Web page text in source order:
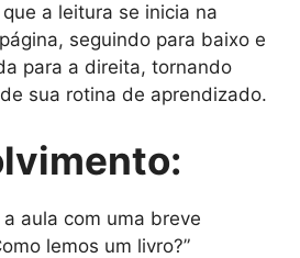
a leitura se inicia na
seguindo para baixo e
para a direita, tornando
sua rotina de aprendizado.
a aula com uma breve
lemos um livro?”